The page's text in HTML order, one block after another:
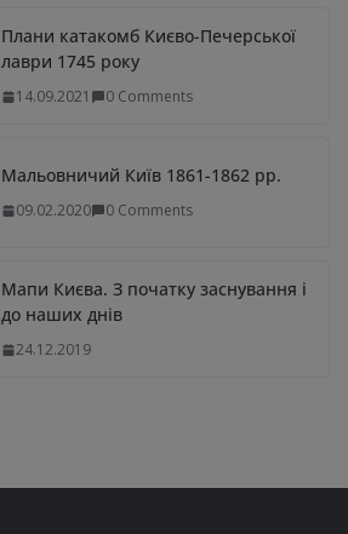
Плани катакомб Києво-Печерської
лаври 1745 року
14.09.2021 0 Comments
Мальовничий Київ 1861-1862 рр.
09.02.2020 0 Comments
Мапи Києва. З початку заснування і
до наших днів
24.12.2019